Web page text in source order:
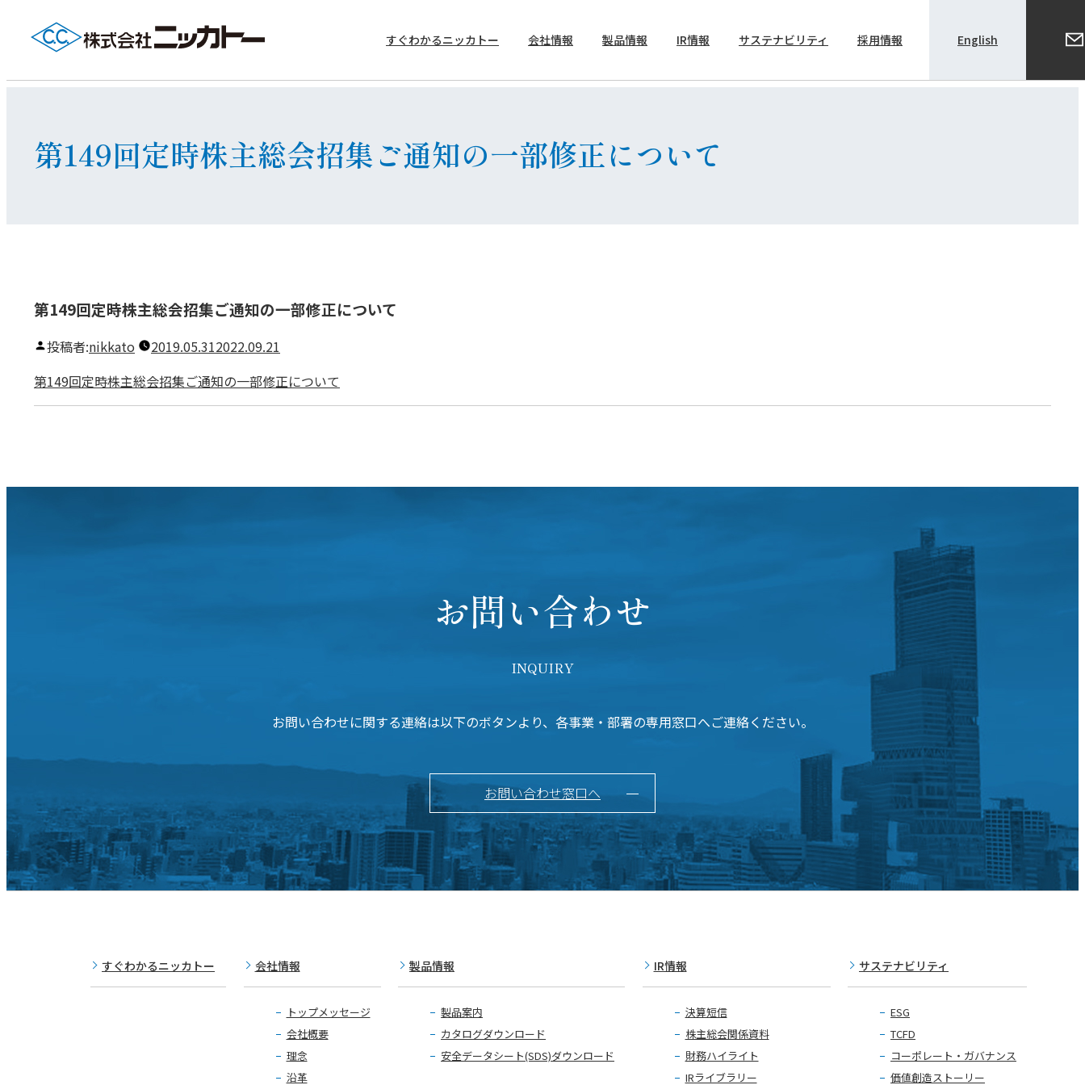
すぐわかるニッカトー 会社情報 製品情報 IR情報 サステナビリティ 採用情報 English
第149回定時株主総会招集ご通知の一部修正について
第149回定時株主総会招集ご通知の一部修正について
投稿者:nikkato 2019.05.312022.09.21
第149回定時株主総会招集ご通知の一部修正について
お問い合わせ
INQUIRY
お問い合わせに関する連絡は以下のボタンより、各事業・部署の専用窓口へご連絡ください。
お問い合わせ窓口へ
すぐわかるニッカトー 会社情報
トップメッセージ
会社概要
理念
沿革
製品情報
製品案内
カタログダウンロード
安全データシート(SDS)ダウンロード
IR情報
決算短信
株主総会関係資料
財務ハイライト
IRライブラリー
サステナビリティ
ESG
TCFD
コーポレート・ガバナンス
価値創造ストーリー